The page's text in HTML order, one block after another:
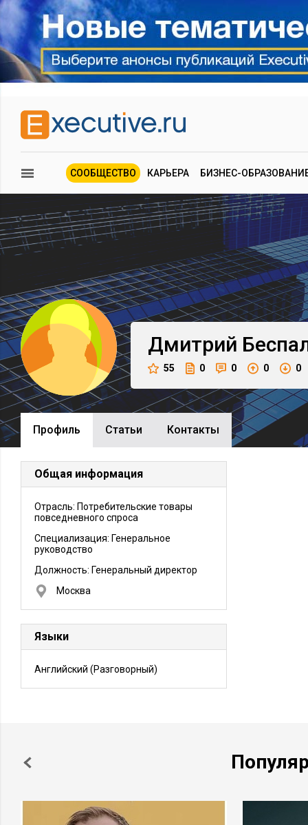
СООБЩЕСТВО КАРЬЕРА БИЗНЕС-
Дмитрий
55 0 0 0 0
Профиль Cтатьи Контакты
Общая информация
Отрасль: Потребительские товары
повседневного спроса
Специализация: Генеральное
руководство
Должность: Генеральный директор
Москва
Языки
Английский (Разговорный)